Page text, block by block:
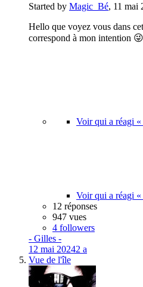
Started by Magic_Bé, 11 mai
Hello que voyez vous dans
correspond à mon intention 😜
Voir qui a réagi «
Voir qui a réagi
12 réponses
947 vues
4 followers
- Gilles -
12 mai 20242 a
Vue de l'île